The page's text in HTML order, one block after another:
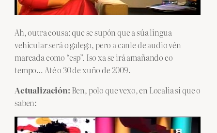
Ah, outra cousa: que se supón que a súa lingua
vehicular será o galego, pero a canle de audio vén
marcada como “esp”. Iso xa se irá amañando co
tempo… Até o 30 de xuño de 2009.
Actualización: Ben, polo que vexo, en Localia si que o
saben: